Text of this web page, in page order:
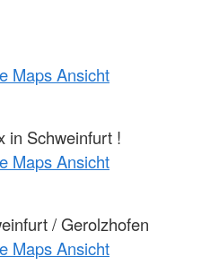
Maps Ansicht
in Schweinfurt !
Maps Ansicht
/ Gerolzhofen
Maps Ansicht